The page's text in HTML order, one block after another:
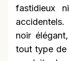
fastidieux
noir
tout type de